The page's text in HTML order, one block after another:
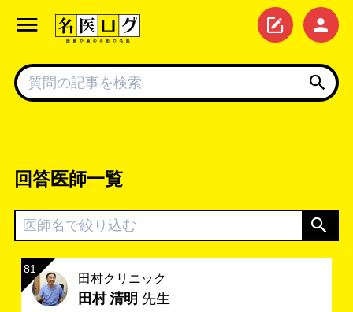
回答医師一覧
田村クリニック
田村 清明 先生